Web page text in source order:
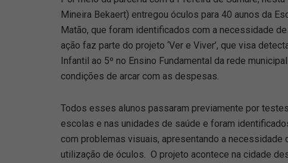
Mineira Bekaert) entregou óculos para 40 aunos da
Matão, que foram identificados com a necessidade
ação faz parte do projeto ‘Ver e Viver’, que visa
Infantil ao 5º no Ensino Fundamental da rede
condições de arcar com as despesas.
Todos esses alunos passaram previamente por
escolas e nas unidades de saúde e foram
com problemas visuais, apresentando a necessidade
utilização de óculos. O projeto acontece na cidade